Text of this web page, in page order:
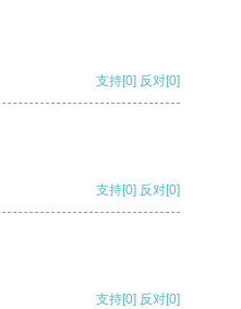
支持[0] 反对[0]
支持[0] 反对[0]
支持[0] 反对[0]